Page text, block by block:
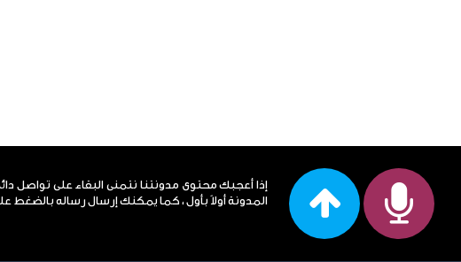
إذا أعجبك محتوى مدونتنا نتمنى البقاء على تواصل
المدونة أولاً بأول ، كما يمكنك إرسال رساله بالضغط